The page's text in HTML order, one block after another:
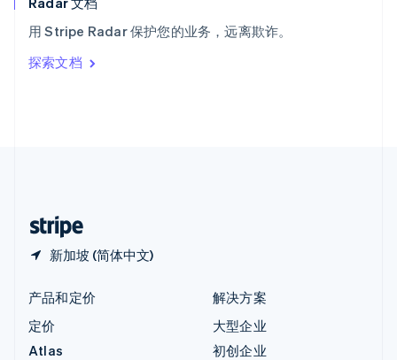
用 Stripe Radar 保护您的业务，远离欺诈。
探索文档
新加坡 (简体中文)
ItalianoEnglish
印度
English
产品和定价
定价
Atlas
解决方案
大型企业
初创企业